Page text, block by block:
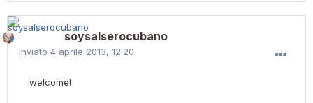
soysalserocubano
Inviato 4 aprile 2013, 12:20
welcome!